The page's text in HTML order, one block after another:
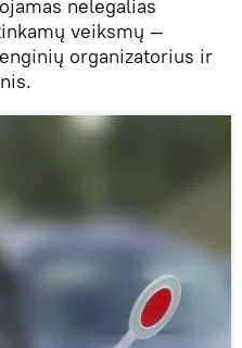
nelegalias
veiksmų —
organizatorius ir